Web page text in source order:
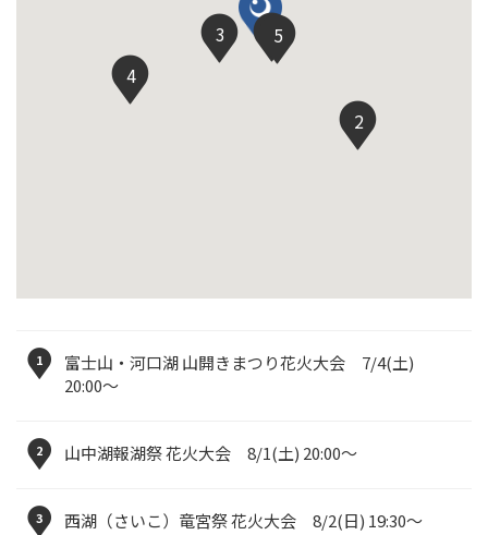
1
2
3
4
5
1
富士山・河口湖 山開きまつり花火大会 7/4(土)
20:00〜
2 山中湖報湖祭 花火大会 8/1(土) 20:00〜
3 西湖（さいこ）竜宮祭 花火大会 8/2(日) 19:30〜